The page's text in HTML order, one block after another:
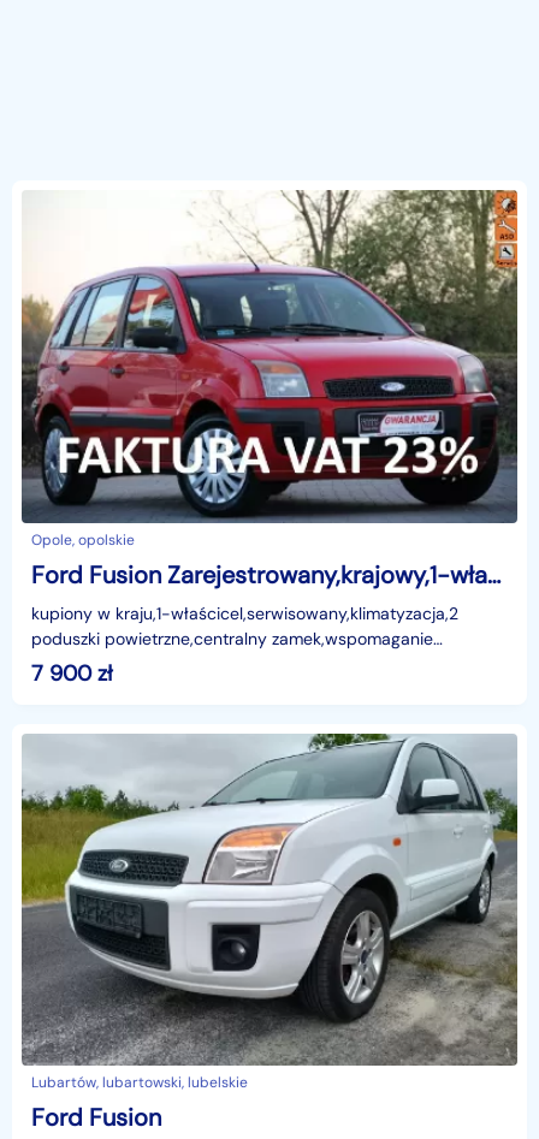
Opole, opolskie
Ford Fusion Zarejestrowany,krajowy,1-właściciel,fa VAT,klima
kupiony w kraju,1-właścicel,serwisowany,klimatyzacja,2
poduszki powietrzne,centralny zamek,wspomaganie
kierownicy,ABS,immobiliser,RO+CD z MP3 i RDS,zarejestrowa
7 900zł
Lubartów, lubartowski, lubelskie
Ford Fusion